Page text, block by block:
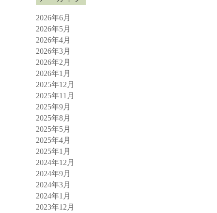
2026年6月
2026年5月
2026年4月
2026年3月
2026年2月
2026年1月
2025年12月
2025年11月
2025年9月
2025年8月
2025年5月
2025年4月
2025年1月
2024年12月
2024年9月
2024年3月
2024年1月
2023年12月